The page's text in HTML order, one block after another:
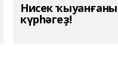
Нисек
күрһәгеҙ!